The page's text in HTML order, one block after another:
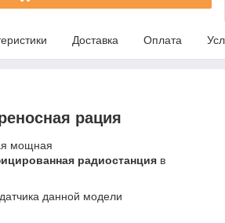
Доставка Оплата
рация
мощная
радиостанция в
данной модели